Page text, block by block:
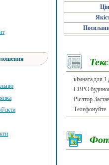
кімната для
ЄВРО
Телефонуйте